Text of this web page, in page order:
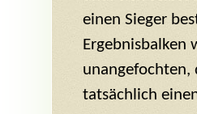
einen Sieger
Ergebnisbalken
unangefochten,
tatsächlich